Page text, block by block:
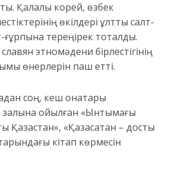
Қалалық корей, өзбек
өкілдері ұлттық салт-
тереңірек тоқталды.
этномәдени бірлестігінің
өнерлерін паш етті.
соң, кеш қонақтары
залына қойылған «Ынтымағы
Қазақстан», «Қазақсатан – достық
кітап көрмесін